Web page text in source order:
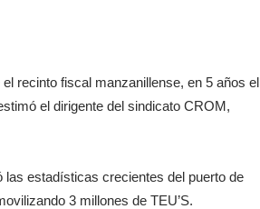
recinto fiscal manzanillense, en 5 años el
el dirigente del sindicato CROM,
estadísticas crecientes del puerto de
3 millones de TEU’S.